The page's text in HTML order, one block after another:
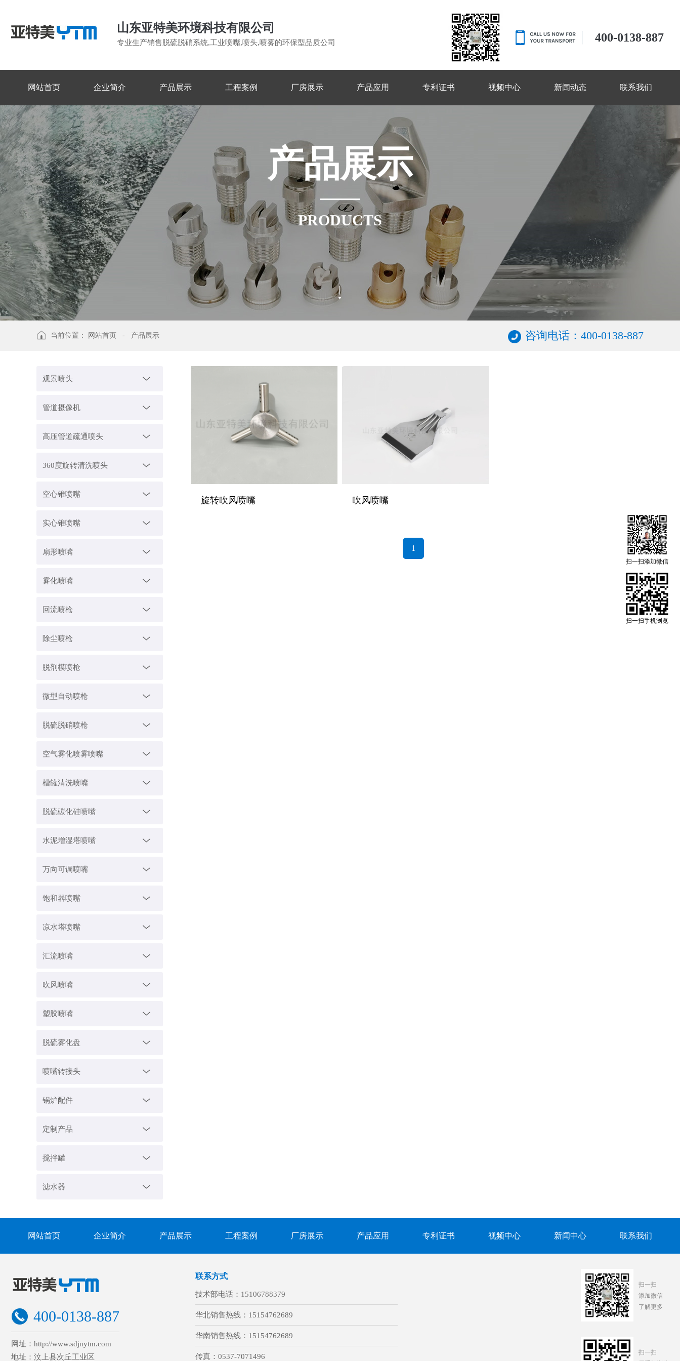
山东亚特美环境科技有限公司
专业生产销售脱硫脱硝系统,工业喷嘴,喷头,喷雾的环保型品质公司 400-0138-887
网站首页 企业简介 产品展示 工程案例 厂房展示 产品应用 专利证书 视频中心 新闻动态 联系我们
产品展示
PRODUCTS
当前位置： 网站首页 - 产品展示 咨询电话：400-0138-887
观景喷头
管道摄像机
高压管道疏通喷头
360度旋转清洗喷头
空心锥喷嘴
实心锥喷嘴
扇形喷嘴
雾化喷嘴
回流喷枪
除尘喷枪
脱剂模喷枪
微型自动喷枪
脱硫脱硝喷枪
空气雾化喷雾喷嘴
槽罐清洗喷嘴
脱硫碳化硅喷嘴
水泥增湿塔喷嘴
万向可调喷嘴
饱和器喷嘴
凉水塔喷嘴
汇流喷嘴
吹风喷嘴
塑胶喷嘴
脱硫雾化盘
喷嘴转接头
锅炉配件
定制产品
搅拌罐
滤水器
旋转吹风喷嘴 吹风喷嘴
1
网站首页 企业简介 产品展示 工程案例 厂房展示 产品应用 专利证书 视频中心 新闻中心 联系我们
400-0138-887
网址：http://www.sdjnytm.com
地址：汶上县次丘工业区
联系方式
技术部电话： 15106788379
华北销售热线： 15154762689
华南销售热线： 15154762689
传真： 0537-7071496
扫一扫
添加微信
了解更多
扫一扫
扫一扫添加微信
扫一扫手机浏览